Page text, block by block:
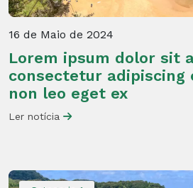
16 de Maio de 2024
Lorem ipsum dolor sit
consectetur adipiscing
non leo eget ex
Ler notícia